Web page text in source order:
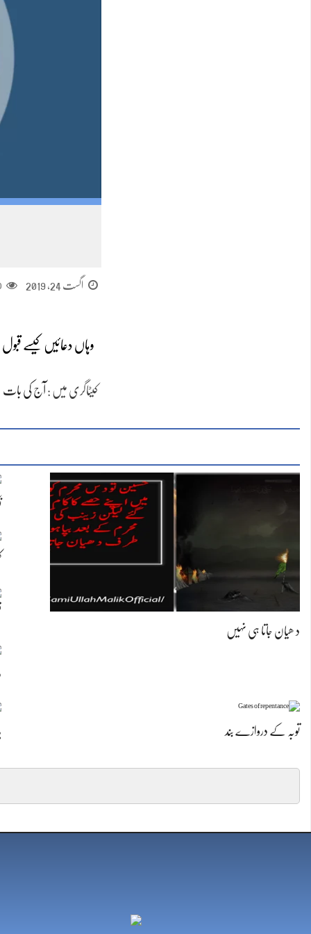
اگست 24, 2019
وہاں دعائیں کیسے
کیٹاگری میں : آج کی بات
د ھیان جاتا ہی نہیں
توبہ کے دروازے بند